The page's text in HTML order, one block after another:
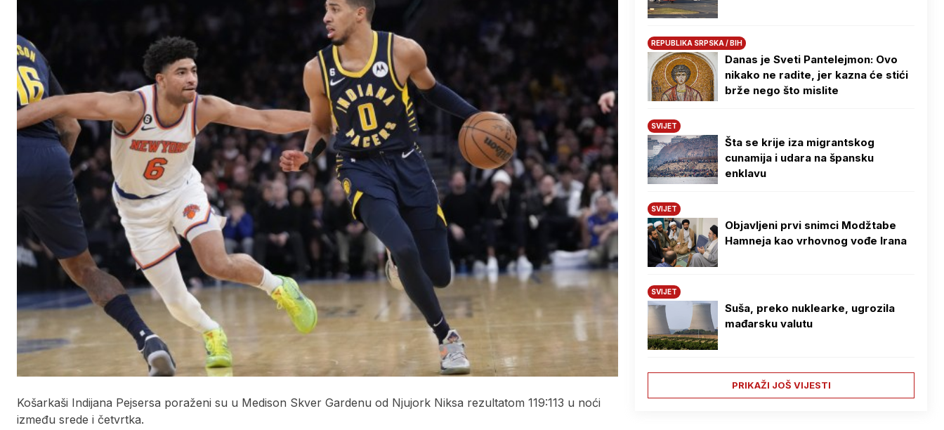
Košarkaši Indijana Pejsersa poraženi su u Medison Skver Gardenu od Njujork Niksa rezultatom 119:113 u noći
između srede i četvrtka.
REPUBLIKA SRPSKA / BIH
Danas je Sveti Pantelejmon: Ovo
nikako ne radite, jer kazna će stići
brže nego što mislite
SVIJET
Šta se krije iza migrantskog
cunamija i udara na špansku
enklavu
SVIJET
Objavljeni prvi snimci Modžtabe
Hamneja kao vrhovnog vođe Irana
SVIJET
Suša, preko nuklearke, ugrozila
mađarsku valutu
PRIKAŽI JOŠ VIJESTI